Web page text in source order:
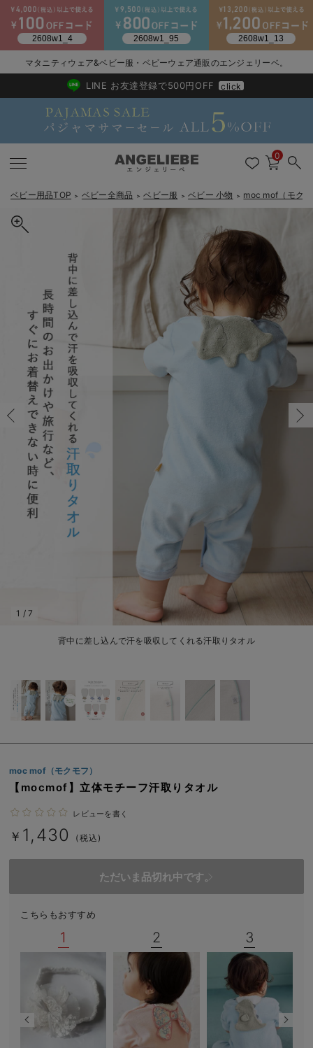
戻る
出産準備
コンビ肌着・新生児/ベビー肌着
ツーウェイオール・2WAYオール（新生児）
戻る
ロンパース・カバーオール
ベビー ワンピース
ベビー パンツ
ベビー ブルマ
ベビー スカート
ベビートップス
ベビー アウター
ベビー セットアップ
スタイ・よだれかけ（新生児・ベビー）
ベビー帽子（新生児・乳児）
新生児スリーパー・ベビーパジャマ
ベビーシューズ・ファーストシューズ・ベビー靴下
ベビー リュック
戻る
シーズンアイテム全て
甚平・浴衣
ベビー袴
戻る
ベビー・新生児 寝具全て
ベビーベッド・布団 （ベビー・新生児）
ベビー ブランケット・タオルケット
おくるみ（新生児）
戻る
ベビー 雑貨全て
ベビーチェア（ハイローチェア）・ベビーラック
子育て便利家電
プレイマット・ベビー マット
ベビー 雑貨 小物
ベビー安全グッズ
ベビーおもちゃ
メモリアルグッズ
授乳・調乳・お食事
赤ちゃん 洗剤・洗濯用品・お掃除
赤ちゃん お風呂・ベビースキンケア
おむつ関連グッズ
戻る
お出かけグッズ全て
ベビーカー
抱っこ紐
ベビーケープ
戻る
ベビー｜季節の特集全て
猛暑からベビーを守るひんやりグッズ
夏のお役立ちベビーウェア
シンカーパイル特集
ベビーの動物なりきり特集
ベビー 夏のお役立ちグッズ特集
【素材別】ベビーロンパース特集
袴ロンパース特集
戻る
アウトレット全て
【アウトレット】ワンピース
【アウトレット】トップス・授乳トップス
【アウトレット】ボトムス
【アウトレット】パジャマ
【アウトレット】インナー
【アウトレット】ベビー
戻る
抗菌防臭加工
透け防止
見えてもカワイイ
コットン素材
冷房対策
接触冷感素材
Tシャツブラ
ブラトップ
快適機能ウェア特集 トップス
快適機能ウェア特集 ボトムス
快適機能ウェア特集 パジャマ
erbaviva（エルバビーバ）
ハレの日に着るANGELIEBEのセレモニー
買って正解！高評価レビューアイテム
親子コーデ｜ママとベビーにおすすめ！
便利な育児家電
Gift Selection 出産祝い
保育園・入園準備特集
デロンギ
入院準備の持ち物チェック
戻る
再入荷｜インナー
再入荷｜アウター
戻る
送料無料アイテム全て
ワンピース
トップス
パンツ
戻る
ブラキャミ おまとめ
戻る
【37周年祭セール】
【37周年祭セール】
【37周年祭セール】
戻る
気温差別オススメア
【15℃】3月下旬～
【〜10℃】3月中旬
戻る
動きやすく着回しで
涼しくて可愛い「ワ
戻る
強撚スムース(コス
戻る
マタニティウェア
【おまとめ割】パジ
戻る
こだわりの履き心地
カジュアル
デニム
レギンス
戻る
ジャケット派
きれいめトップス派
きれいめスカート派
ツィード派
戻る
出産準備応援割全て
マタニティパジャマ
マタニティインナー
ベビー
戻る
【オフィスカジュア
【オフィスカジュア
戻る
レギンスタイプ
パンツタイプ
戻る
【フォーマル】ワン
【フォーマル】ボト
【フォーマル】トッ
戻る
【ベビー】長袖
【ベビー】半袖
【ベビー】グッズ
戻る
ハンカチ
2WAYオール
コンビ肌着
戻る
快適ウェア10%OFF
戻る
春のマタニティワン
セットアップ・ レイ
Aライン ・フレアワ
Iライン ・タイトシ
ワーク・オフィス
あったかアイテム｜
戻る
Gift Selection 出産
〜3,000円（税込）
〜5,000円（税込）
〜10,000円（税込）
女の子におススメの
もらって嬉しいギフト
かわいくておもしろ
何枚あっても嬉しい
長く使えるアイテム
お部屋映えアイテム
戻る
冬の冷え対策インナ
薄くてあったか
綿混素材
腹巻・ひざ上パンツ
レギンス・タイツ
裏起毛素材
戻る
入院準備の持ち物チ
入院してすぐ使うグ
赤ちゃんへ使うもの
産後に使うグッズ
戻る
冬のあったか特集全て
【冬のあったか特集
【冬のあったか特集
【冬のあったか特集
マタニティウェア&ベビー服・ベビーウェア通販のエンジェリーベ。
2026/NewArrival
送料495円(一部地域を除く) 7,700円以上で送料無料
LINE お友達登録で500円OFF click
0
ベビー用品TOP ＞ ベビー全商品 ＞ ベビー服 ＞ ベビー 小物 ＞ moc mof（モク
背中に差し込んで汗を吸収してくれる汗取りタオル
1 /7
moc mof（モクモフ）
【mocmof】立体モチーフ汗取りタオル
レビューを書く
￥ 1,430 (税込)
ただいま品切れ中です。
こちらもおすすめ
1 2 3